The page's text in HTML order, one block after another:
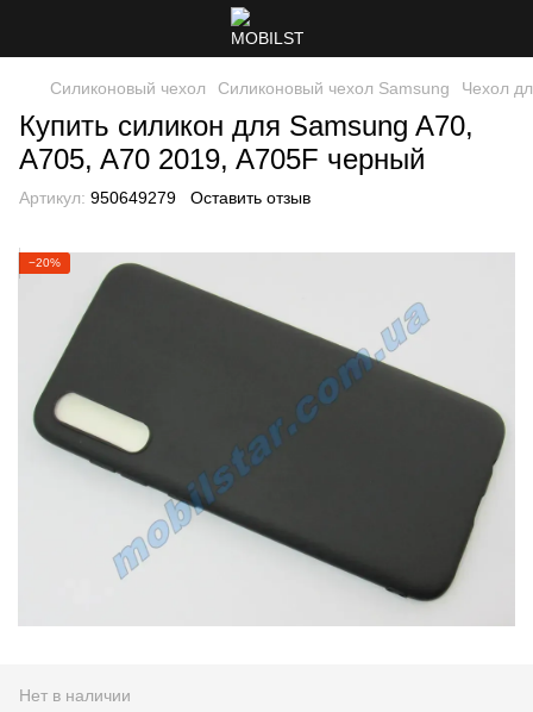
Силиконовый чехол Силиконовый чехол Samsung Чехол
Купить силикон для Samsung A70,
A705, A70 2019, A705F черный
Артикул: 950649279 Оставить отзыв
−20%
Нет в наличии